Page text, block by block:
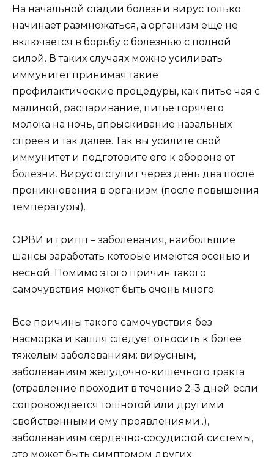
На начальной стадии болезни вирус только
начинает размножаться, а организм еще не
включается в борьбу с болезнью с полной
силой. В таких случаях можно усиливать
иммунитет принимая такие
профилактические процедуры, как питье чая с
малиной, распаривание, питье горячего
молока на ночь, впрыскивание назальных
спреев и так далее. Так вы усилите свой
иммунитет и подготовите его к обороне от
болезни. Вирус отступит через день два после
проникновения в организм (после повышения
температуры).
ОРВИ и грипп – заболевания, наибольшие
шансы заработать которые имеются осенью и
весной. Помимо этого причин такого
самочувствия может быть очень много.
Все причины такого самочувствия без
насморка и кашля следует относить к более
тяжелым заболеваниям: вирусным,
заболеваниям желудочно-кишечного тракта
(отравление проходит в течение 2-3 дней если
сопровождается тошнотой или другими
свойственными ему проявлениями..),
заболеваниям сердечно-сосудистой системы,
это может быть симптомом других